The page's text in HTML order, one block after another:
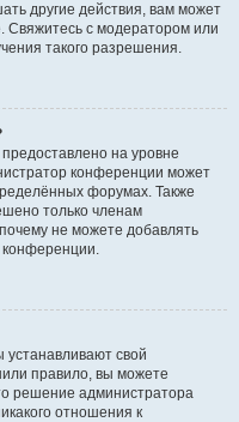
другие действия, вам может
Свяжитесь с модератором или
такого разрешения.
на уровне
конференции может
форумах. Также
только членам
не можете добавлять
конференции.
свой
правило, вы можете
решение администратора
отношения к